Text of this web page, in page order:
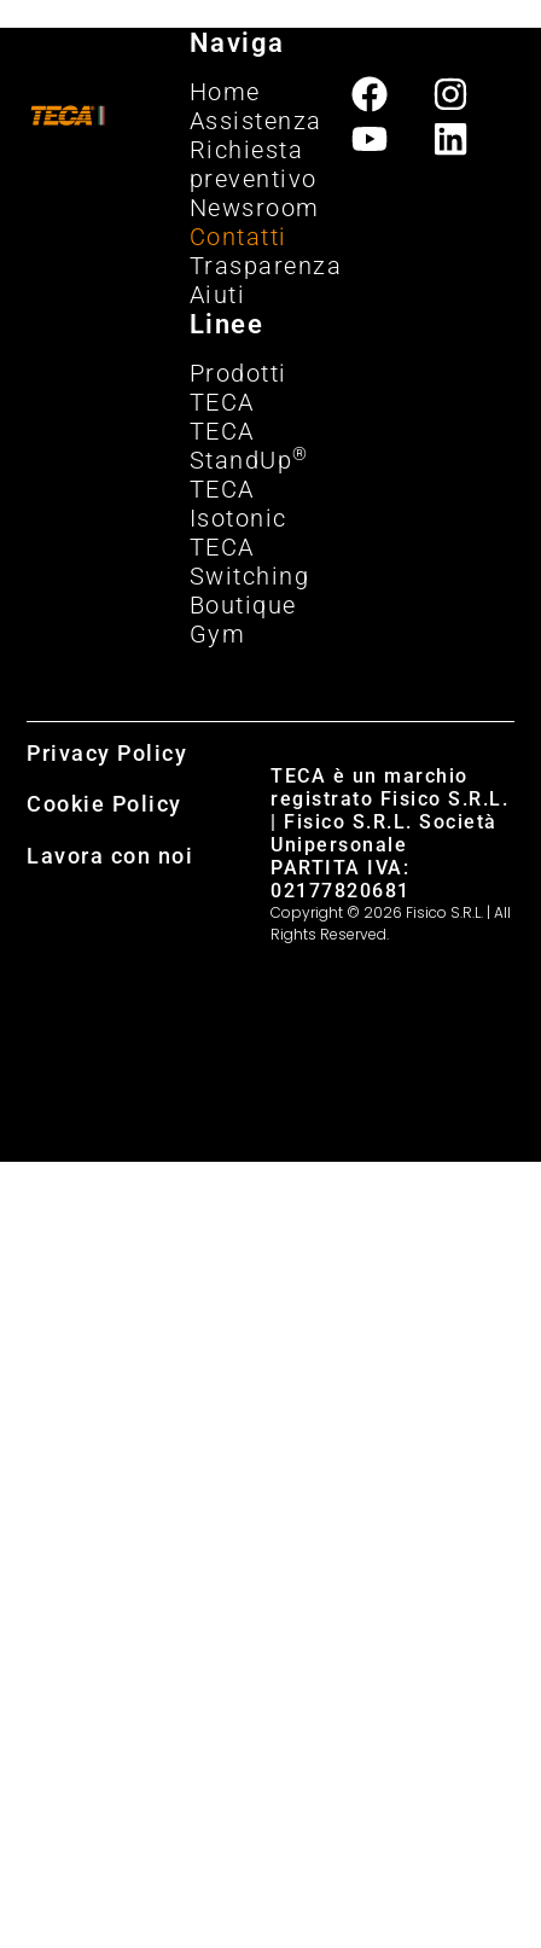
Naviga
Home
Assistenza
Richiesta
preventivo
Newsroom
Contatti
Trasparenza
Aiuti
Linee
Prodotti
TECA
TECA
StandUp®
TECA
Isotonic
TECA
Switching
Boutique
Gym
TECA è un marchio
registrato Fisico S.R.L.
| Fisico S.R.L. Società
Unipersonale
PARTITA IVA:
02177820681
Copyright © 2026 Fisico S.R.L. | All
Rights Reserved.
Privacy Policy
Cookie Policy
Lavora con noi